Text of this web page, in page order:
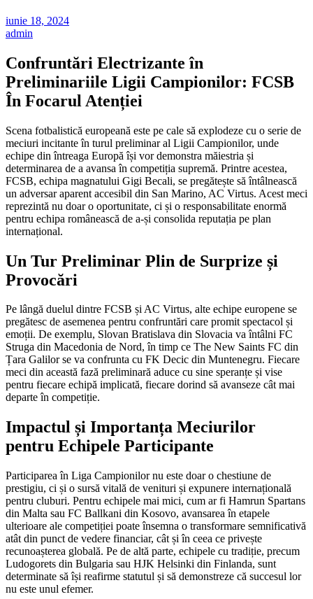
iunie 18, 2024
admin
Confruntări Electrizante în
Preliminariile Ligii Campionilor: FCSB
În Focarul Atenției
Scena fotbalistică europeană este pe cale să explodeze cu o serie de
meciuri incitante în turul preliminar al Ligii Campionilor, unde
echipe din întreaga Europă își vor demonstra măiestria și
determinarea de a avansa în competiția supremă. Printre acestea,
FCSB, echipa magnatului Gigi Becali, se pregătește să întâlnească
un adversar aparent accesibil din San Marino, AC Virtus. Acest meci
reprezintă nu doar o oportunitate, ci și o responsabilitate enormă
pentru echipa românească de a-și consolida reputația pe plan
internațional.
Un Tur Preliminar Plin de Surprize și
Provocări
Pe lângă duelul dintre FCSB și AC Virtus, alte echipe europene se
pregătesc de asemenea pentru confruntări care promit spectacol și
emoții. De exemplu, Slovan Bratislava din Slovacia va întâlni FC
Struga din Macedonia de Nord, în timp ce The New Saints FC din
Țara Galilor se va confrunta cu FK Decic din Muntenegru. Fiecare
meci din această fază preliminară aduce cu sine speranțe și vise
pentru fiecare echipă implicată, fiecare dorind să avanseze cât mai
departe în competiție.
Impactul și Importanța Meciurilor
pentru Echipele Participante
Participarea în Liga Campionilor nu este doar o chestiune de
prestigiu, ci și o sursă vitală de venituri și expunere internațională
pentru cluburi. Pentru echipele mai mici, cum ar fi Hamrun Spartans
din Malta sau FC Ballkani din Kosovo, avansarea în etapele
ulterioare ale competiției poate însemna o transformare semnificativă
atât din punct de vedere financiar, cât și în ceea ce privește
recunoașterea globală. Pe de altă parte, echipele cu tradiție, precum
Ludogorets din Bulgaria sau HJK Helsinki din Finlanda, sunt
determinate să își reafirme statutul și să demonstreze că succesul lor
nu este unul efemer.